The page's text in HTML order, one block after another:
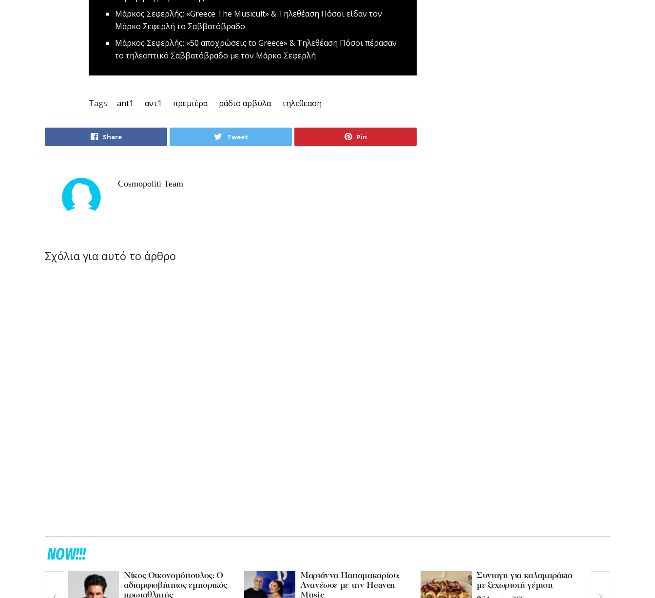
Μάρκος Σεφερλής: «Greece The Musicult» & Τηλεθέαση Πόσοι είδαν τον
Μάρκο Σεφερλή το Σαββατόβραδο
Mάρκος Σεφερλής: «50 αποχρώσεις to Greece» & Τηλεθέαση Πόσοι πέρασαν
το τηλεοπτικό Σαββατόβραδο με τον Μάρκο Σεφερλή
Tags: ant1 αντ1 πρεμιέρα ράδιο αρβύλα τηλεθεαση
Share Tweet Pin
Cosmopoliti Team
Σχόλια για αυτό το άρθρο
NOW!!!
Νίκος Οικονομόπουλος: Ο
αδιαμφισβήτητος εμπορικός
πρωταθλητής
Μαριάννα Παπαμακαρίου:
Ανανέωσε με την Heaven
Music
Συνταγη για καλαμαράκια
με ξεχωριστή γέμιση